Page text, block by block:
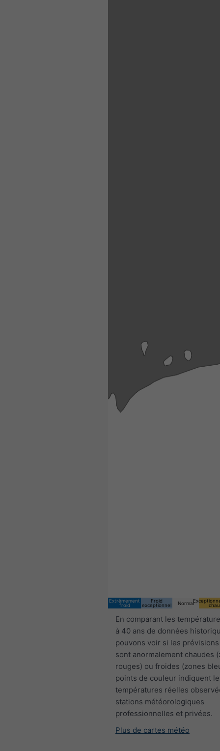
Extrêmement
froid
Froid
exceptionnel
Normal
En comparant les
à 40 ans de données
pouvons voir si les
sont anormalement chaudes
rouges) ou froides (zones
points de couleur indiquent
températures réelles
stations météorologiques
professionnelles et privées.
Plus de cartes météo